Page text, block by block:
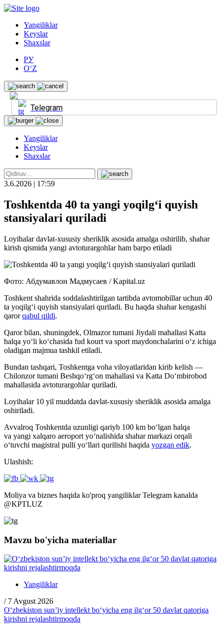
Yangiliklar
Keyslar
Shaxslar
РУ
O‘Z
Telegram
Yangiliklar
Keyslar
Shaxslar
3.6.2026 | 17:59
Toshkentda 40 ta yangi yoqilg‘i quyish
stansiyalari quriladi
Loyihalar davlat-xususiy sheriklik asosida amalga oshirilib, shahar
kirish qismida yangi avtoturargohlar ham barpo etiladi
Фото: Абдумавлон Мадмусаев / Kapital.uz
Toshkent shahrida soddalashtirilgan tartibda avtomobillar uchun 40
ta yoqilg‘i quyish stansiyalari quriladi. Bu haqda shahar kengashi
qarorqabul qildi.
Qaror bilan, shuningdek, Olmazor tumani Jiydali mahallasi Katta
halqa yo‘li ko‘chasida fud kourt va sport maydonchalarini o‘z ichiga
oladigan majmua tashkil etiladi.
Bundan tashqari, Toshkentga voha viloyatlaridan kirib kelish —
Chilonzor tumani Beshqo‘rg‘on mahallasi va Katta Do‘mbirobod
mahallasida avtoturargohlar quriladi.
Loyihalar 10 yil muddatda davlat-xususiy sheriklik asosida amalga
oshiriladi.
Avvalroq Toshkentda uzunligi qariyb 100 km bo‘lgan halqa
va yangi xalqaro aeroport yo‘nalishida shahar markazi orqali
o‘tuvchi magistral pulli yo‘llari qurilishi haqida yozgan edik.
Ulashish:
Moliya va biznes haqida ko'proq yangiliklar Telegram kanalda
@KPTLUZ
Mavzu bo'yicha materiallar
Yangiliklar
/ 7 Avgust 2026
O‘zbekiston sun’iy intellekt bo‘yicha eng ilg‘or 50 davlat qatoriga
kirishni rejalashtirmoqda